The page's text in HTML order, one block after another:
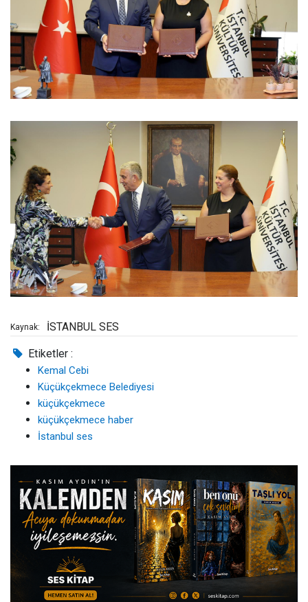
Kaynak: İSTANBUL SES
Etiketler :
Kemal Cebi
Küçükçekmece Belediyesi
küçükçekmece
küçükçekmece haber
İstanbul ses